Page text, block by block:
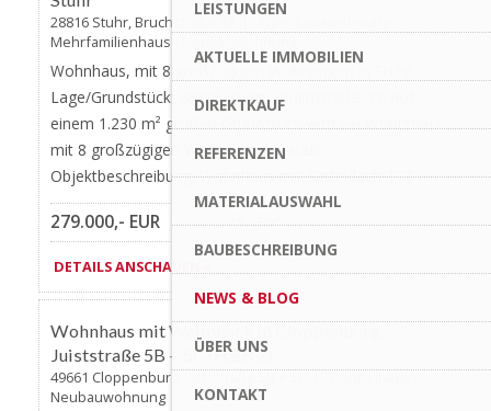
LEISTUNGEN
AKTUELLE IMMOBILIEN
DIREKTKAUF
REFERENZEN
MATERIALAUSWAHL
BAUBESCHREIBUNG
NEWS & BLOG
ÜBER UNS
KONTAKT
28816 Stuhr, Bruchstraße 43 | Eigentumswohnung -
Mehrfamilienhaus - Neubauwohnung
Wohnhaus, mit 8 großzügigen Wohnungen in Stuhr
Lage/Grundstück: 28816 Stuhr, Bruchstraße 43; Auf
einem 1.230 m² großen Grundstück wird ein Wohnhaus
mit 8 großzügigen Wohnungen erstellt.
Objektbeschreibung: Wohnhaus mit Satteldach […]
279.000,- EUR 75,63m²
DETAILS ANSCHAUEN »
AKTUALISIERT
Wohnhaus mit Walmdach in Cloppenburg,
Juiststraße 5B + 5C (Haus 2)
49661 Cloppenburg, Juiststraße 5B + 5C | Doppelhaus -
Neubauwohnung